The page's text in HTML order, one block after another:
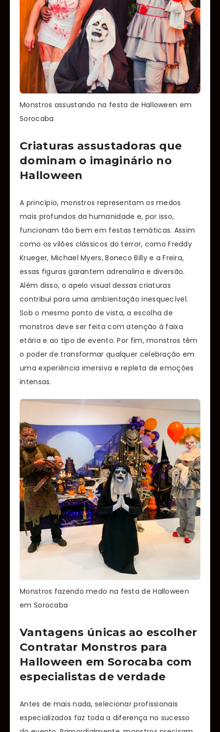
Monstros assustando na festa de Halloween em
Sorocaba
Criaturas assustadoras que
dominam o imaginário no
Halloween
A princípio, monstros representam os medos
mais profundos da humanidade e, por isso,
funcionam tão bem em festas temáticas. Assim
como os vilões clássicos do terror, como Freddy
Krueger, Michael Myers, Boneco Billy e a Freira,
essas figuras garantem adrenalina e diversão.
Além disso, o apelo visual dessas criaturas
contribui para uma ambientação inesquecível.
Sob o mesmo ponto de vista, a escolha de
monstros deve ser feita com atenção à faixa
etária e ao tipo de evento. Por fim, monstros têm
o poder de transformar qualquer celebração em
uma experiência imersiva e repleta de emoções
intensas.
Monstros fazendo medo na festa de Halloween
em Sorocaba
Vantagens únicas ao escolher
Contratar Monstros para
Halloween em Sorocaba com
especialistas de verdade
Antes de mais nada, selecionar profissionais
especializados faz toda a diferença no sucesso